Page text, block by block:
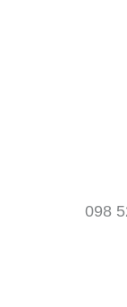
098